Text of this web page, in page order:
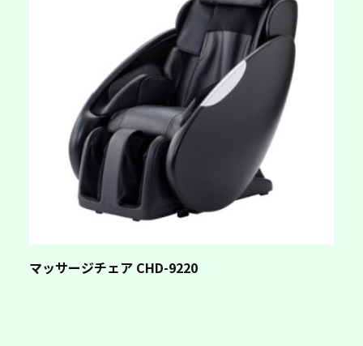
マッサージチェア CHD-9220